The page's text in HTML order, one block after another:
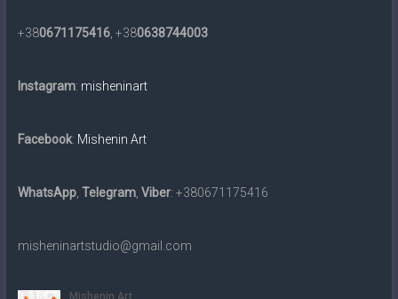
+380671175416, +380638744003
Instagram: misheninart
Facebook: Mishenin Art
WhatsApp, Telegram, Viber: +380671175416
misheninartstudio@gmail.com